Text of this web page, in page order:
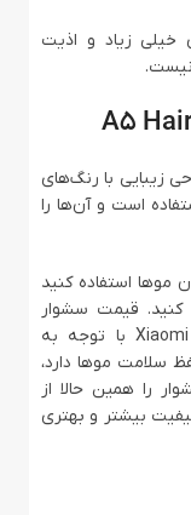
زیاد و اذیت‌
نیست.
با رنگ‌های
است و آن‌ها را
موها استفاده کنید
قیمت سشوار
برقی شیائومی مدل Xiaomi Mijia Showsee A5 با توجه به
سلامت موها دارد،
را همین حالا از
بیشتر و بهتری